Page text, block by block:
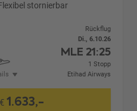
stornierbar
Rückflug
Di., 6.10.26
MLE 21:25
1 Stopp
Etihad Airways
€1.633,-